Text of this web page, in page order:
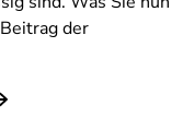
der